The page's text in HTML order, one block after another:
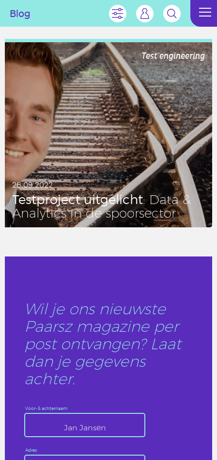
Blog
Test engineering
26.09.2022
Test­pro­ject uit­ge­licht: Data &
Ana­ly­tics in de spoor­sec­tor
Wil je ons nieuwste
Paarsz magazine per
post ontvangen? Laat
dan je gegevens
achter.
Voor- & achternaam
Adres